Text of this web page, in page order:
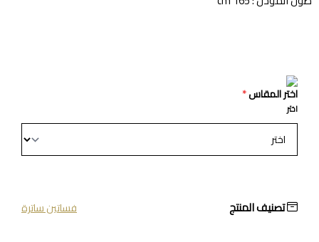
اختر المقاس*
اختر
تصنيف المنتج فساتين ساترة